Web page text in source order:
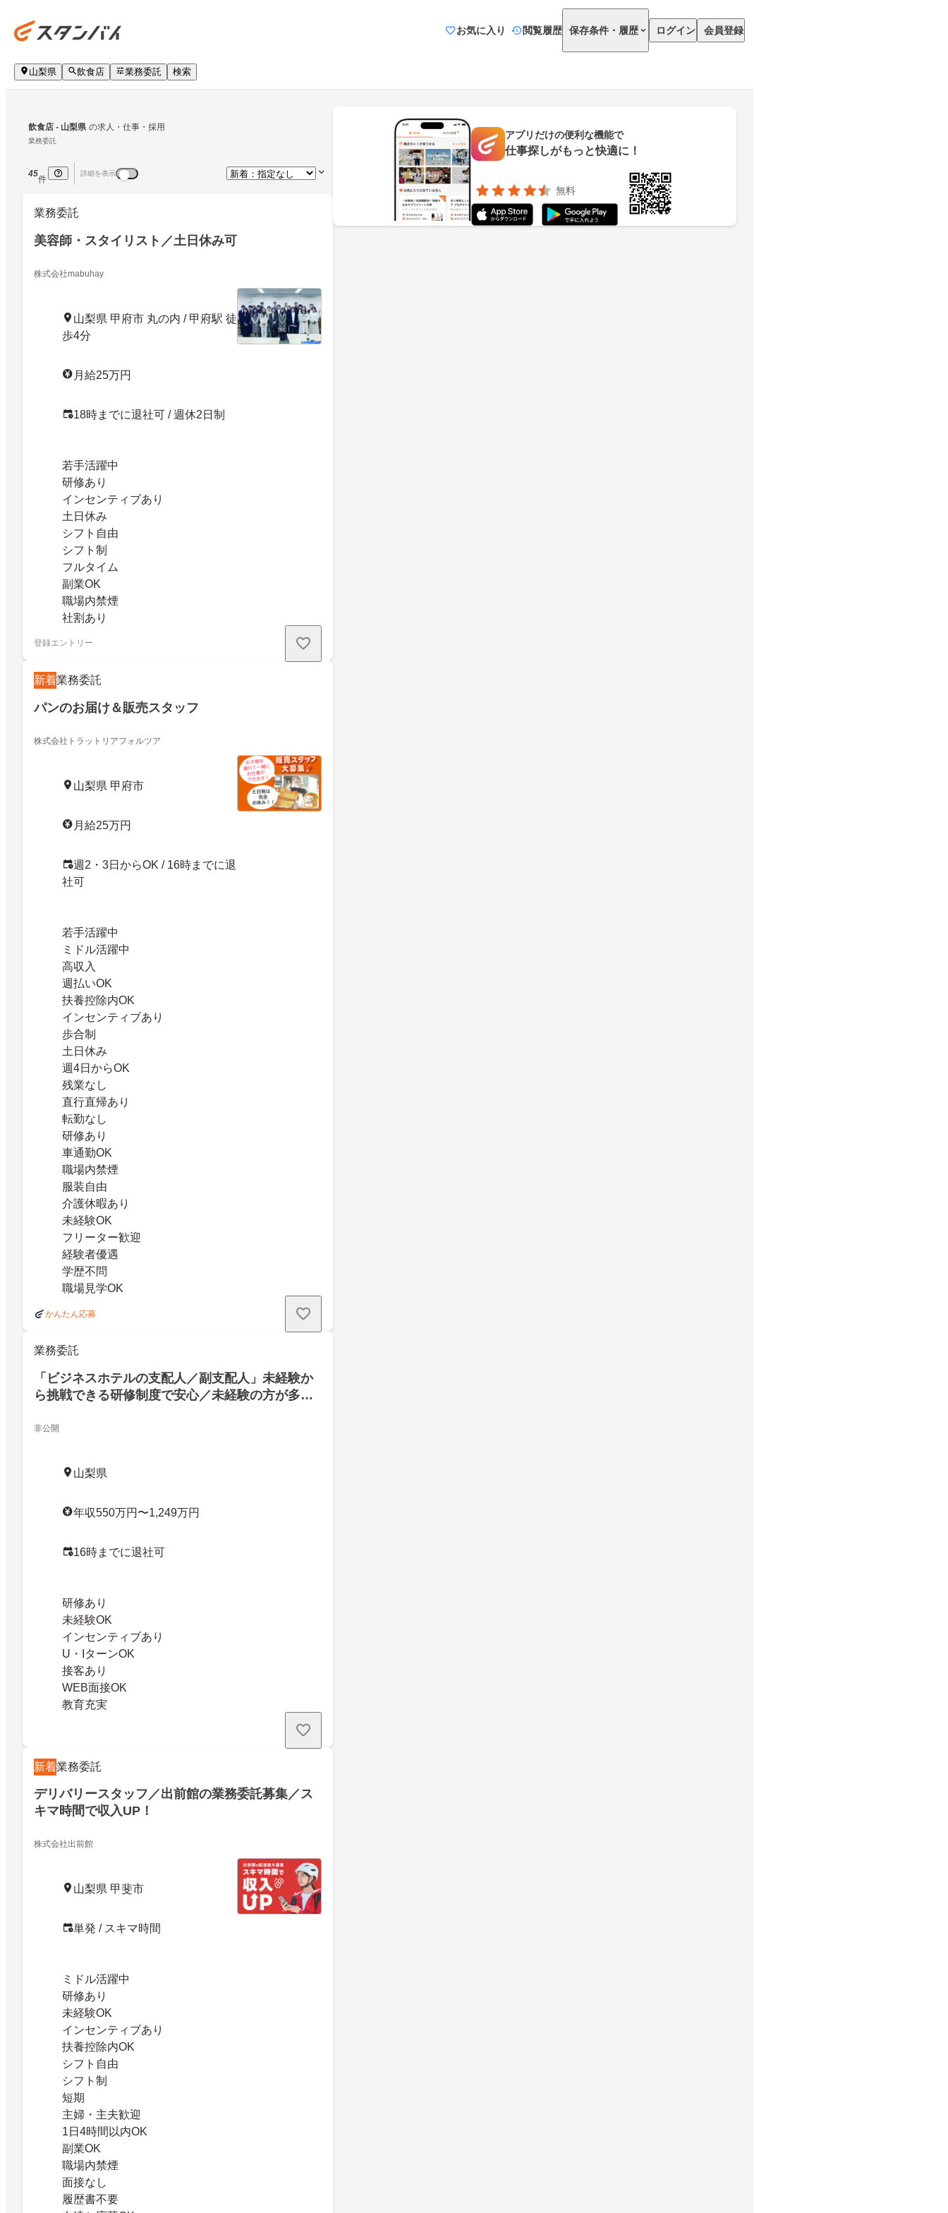
お気に入り 閲覧履歴 保存条件・履歴 ログイン 会員登録
山梨県 飲食店 業務委託 検索
飲食店 - 山梨県 の求人・仕事・採用
業務委託
45
件
詳細を表示
業務委託
美容師・スタイリスト／土日休み可
株式会社mabuhay
山梨県 甲府市 丸の内 / 甲府駅 徒
歩4分
月給25万円
18時までに退社可 / 週休2日制
若手活躍中
研修あり
インセンティブあり
土日休み
シフト自由
シフト制
フルタイム
副業OK
職場内禁煙
社割あり
登録エントリー
新着業務委託
パンのお届け＆販売スタッフ
株式会社トラットリアフォルツア
山梨県 甲府市
月給25万円
週2・3日からOK / 16時までに退
社可
若手活躍中
ミドル活躍中
高収入
週払いOK
扶養控除内OK
インセンティブあり
歩合制
土日休み
週4日からOK
残業なし
直行直帰あり
転勤なし
研修あり
車通勤OK
職場内禁煙
服装自由
介護休暇あり
未経験OK
フリーター歓迎
経験者優遇
学歴不問
職場見学OK
かんたん応募
業務委託
「ビジネスホテルの支配人／副支配人」未経験か
ら挑戦できる研修制度で安心／未経験の方が多数
非公開
山梨県
年収550万円〜1,249万円
16時までに退社可
研修あり
未経験OK
インセンティブあり
U・IターンOK
接客あり
WEB面接OK
教育充実
新着業務委託
デリバリースタッフ／出前館の業務委託募集／ス
キマ時間で収入UP！
株式会社出前館
山梨県 甲斐市
単発 / スキマ時間
ミドル活躍中
研修あり
未経験OK
インセンティブあり
扶養控除内OK
シフト自由
シフト制
短期
主婦・主夫歓迎
1日4時間以内OK
副業OK
職場内禁煙
面接なし
履歴書不要
アプリだけの便利な機能で
仕事探しがもっと快適に！
無料